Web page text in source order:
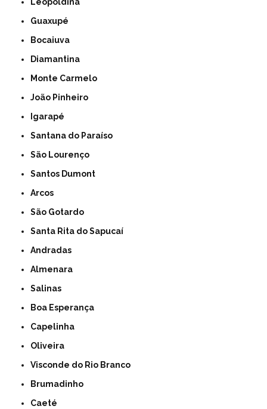
Leopoldina
Guaxupé
Bocaiuva
Diamantina
Monte Carmelo
João Pinheiro
Igarapé
Santana do Paraíso
São Lourenço
Santos Dumont
Arcos
São Gotardo
Santa Rita do Sapucaí
Andradas
Almenara
Salinas
Boa Esperança
Capelinha
Oliveira
Visconde do Rio Branco
Brumadinho
Caeté